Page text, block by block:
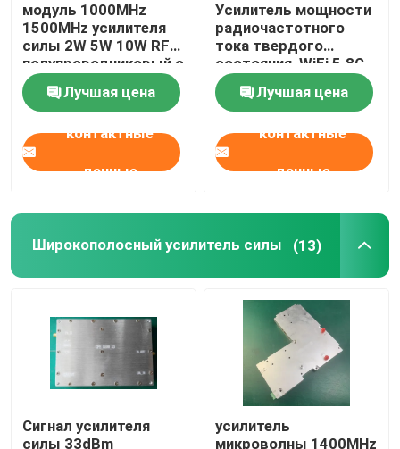
Полупроводниковый усилитель силы
Широкополосный усилитель силы
Усилитель телекоммуникаций
мобильный репитер сигнала
Беспроводной усилитель силы
модуль усилителя силы rf
Ракета -носитель WiFi Wlan
модуль 1000MHz
1500MHz усилителя
силы 2W 5W 10W RF
полупроводниковый с
SMA Conncetor
Лучшая цена
контактные
данные
Усилитель мощности
радиочастотного
тока твердого
состояния, WiFi 5.8G
Усилитель высокого
тока Лучшая цена
контактные
данные
Широкополосный усилитель силы (13)
Сигнал усилителя
силы 33dBm
усилитель
микроволны 1400MHz